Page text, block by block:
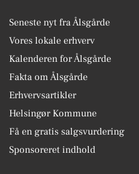
Seneste nyt fra Ålsgårde
Vores lokale erhverv
Kalenderen for Ålsgårde
Fakta om Ålsgårde
Erhvervsartikler
Helsingør Kommune
Få en gratis salgsvurdering
Sponsoreret indhold